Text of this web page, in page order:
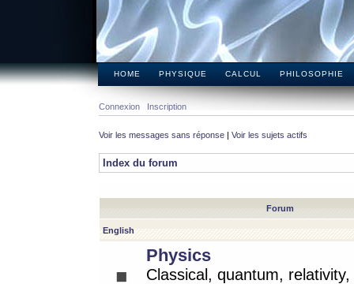
HOME PHYSIQUE CALCUL PHILOSOPHIE
Connexion Inscription
Voir les messages sans réponse | Voir les sujets actifs
Index du forum
Forum
English
Physics
Classical, quantum,